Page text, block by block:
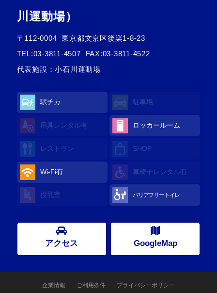
川運動場）
〒112-0004
東京都文京区後楽1-8-23
TEL:03-3811-4507
FAX:03-3811-4522
代表施設：小石川運動場
駅チカ 駐車場
用具レンタル有 ロッカールーム
レストラン SHOP
Wi-Fi有 車椅子レンタル有
授乳室 バリアフリートイレ
アクセス GoogleMap
企業情報 ご利用条件 プライバシーポリシー